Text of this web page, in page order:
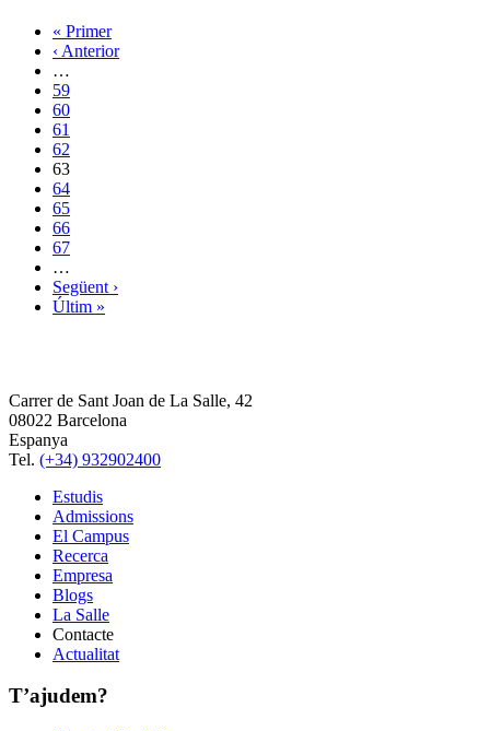
« Primer
‹ Anterior
…
59
60
61
62
63
64
65
66
67
…
Següent ›
Últim »
Carrer de Sant Joan de La Salle, 42
08022 Barcelona
Espanya
Tel. (+34) 932902400
Estudis
Admissions
El Campus
Recerca
Empresa
Blogs
La Salle
Contacte
Actualitat
T’ajudem?